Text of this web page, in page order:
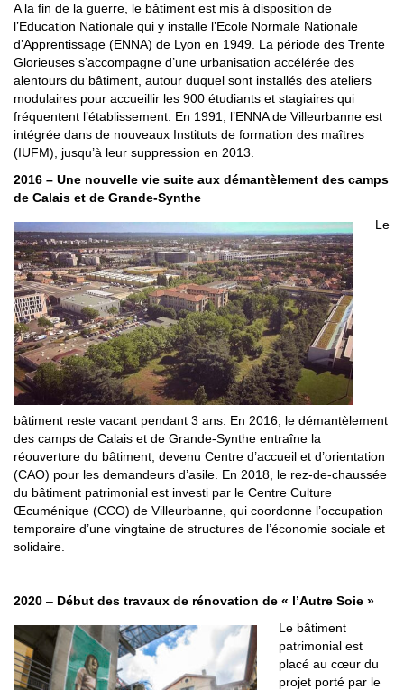
A la fin de la guerre, le bâtiment est mis à disposition de
l’Education Nationale qui y installe l’Ecole Normale Nationale
d’Apprentissage (ENNA) de Lyon en 1949. La période des Trente
Glorieuses s’accompagne d’une urbanisation accélérée des
alentours du bâtiment, autour duquel sont installés des ateliers
modulaires pour accueillir les 900 étudiants et stagiaires qui
fréquentent l’établissement. En 1991, l’ENNA de Villeurbanne est
intégrée dans de nouveaux Instituts de formation des maîtres
(IUFM), jusqu’à leur suppression en 2013.
2016 – Une nouvelle vie suite aux démantèlement des camps
de Calais et de Grande-Synthe
Le
bâtiment reste vacant pendant 3 ans. En 2016, le démantèlement
des camps de Calais et de Grande-Synthe entraîne la
réouverture du bâtiment, devenu Centre d’accueil et d’orientation
(CAO) pour les demandeurs d’asile. En 2018, le rez-de-chaussée
du bâtiment patrimonial est investi par le Centre Culture
Œcuménique (CCO) de Villeurbanne, qui coordonne l’occupation
temporaire d’une vingtaine de structures de l’économie sociale et
solidaire.
2020 – Début des travaux de rénovation de « l’Autre Soie »
Le bâtiment
patrimonial est
placé au cœur du
projet porté par le